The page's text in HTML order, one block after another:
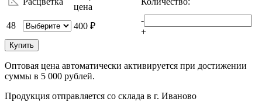
цена
48 400 ₽
-
+
Купить
Оптовая цена автоматически активируется при достижении
суммы в 5 000 рублей.
Продукция отправляется со склада в г. Иваново